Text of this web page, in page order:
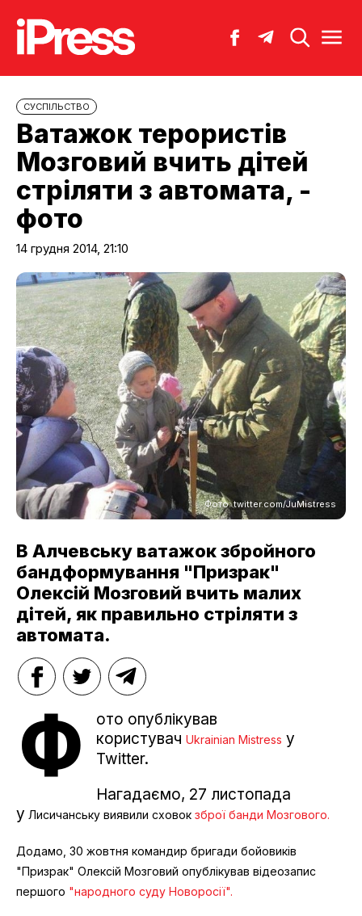
CУСПІЛЬСТВО
Ватажок терористів
Мозговий вчить дітей
стріляти з автомата, -
фото
14 грудня 2014, 21:10
Фото: twitter.com/JuMistress
В Алчевську ватажок збройного
бандформування "Призрак"
Олексій Мозговий вчить малих
дітей, як правильно стріляти з
автомата.
Ф
ото опублікував
користувач Ukrainian Mistress у
Twitter.
Нагадаємо, 27 листопада
у Лисичанську виявили сховок зброї банди Мозгового.
Додамо, 30 жовтня командир бригади бойовиків
"Призрак" Олексій Мозговий опублікував відеозапис
першого "народного суду Новоросії".